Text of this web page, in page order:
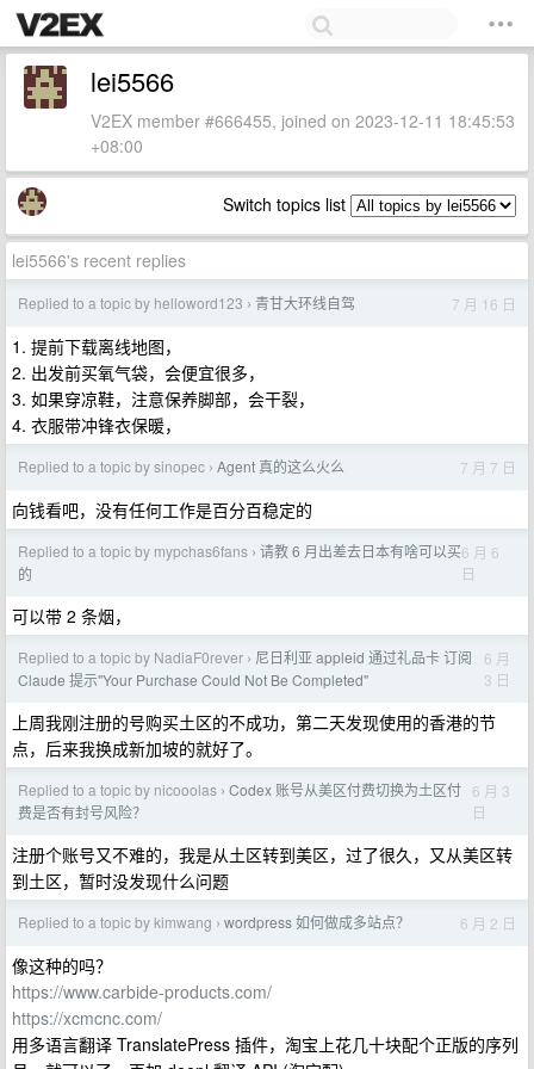
lei5566
V2EX member #666455, joined on 2023-12-11 18:45:53
+08:00
Switch topics list
lei5566's recent replies
Replied to a topic by helloword123 › 青甘大环线自驾 7 月 16 日
1. 提前下载离线地图，
2. 出发前买氧气袋，会便宜很多，
3. 如果穿凉鞋，注意保养脚部，会干裂，
4. 衣服带冲锋衣保暖，
Replied to a topic by sinopec › Agent 真的这么火么 7 月 7 日
向钱看吧，没有任何工作是百分百稳定的
Replied to a topic by mypchas6fans › 请教 6 月出差去日本有啥可以买
的
6 月 6
日
可以带 2 条烟，
Replied to a topic by NadiaF0rever › 尼日利亚 appleid 通过礼品卡 订阅
Claude 提示"Your Purchase Could Not Be Completed"
6 月
3 日
上周我刚注册的号购买土区的不成功，第二天发现使用的香港的节
点，后来我换成新加坡的就好了。
Replied to a topic by nicooolas › Codex 账号从美区付费切换为土区付
费是否有封号风险？
6 月 3
日
注册个账号又不难的，我是从土区转到美区，过了很久，又从美区转
到土区，暂时没发现什么问题
Replied to a topic by kimwang › wordpress 如何做成多站点？ 6 月 2 日
像这种的吗？
https://www.carbide-products.com/
https://xcmcnc.com/
用多语言翻译 TranslatePress 插件，淘宝上花几十块配个正版的序列